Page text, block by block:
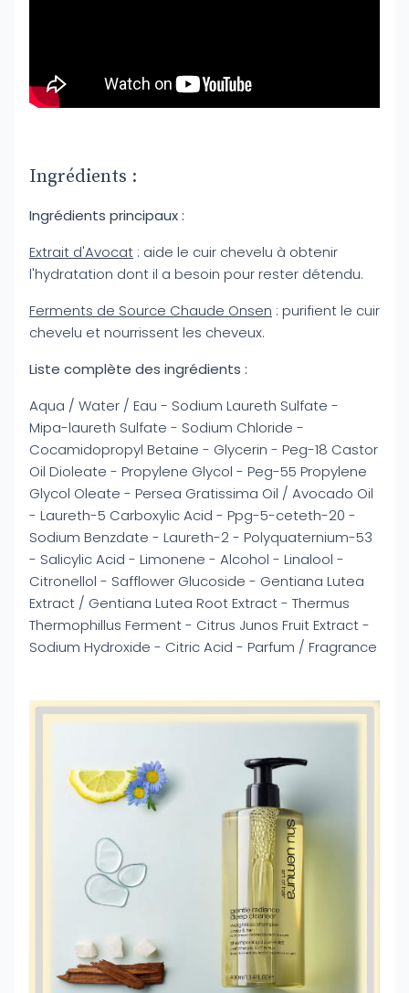
Ingrédients :
Ingrédients principaux :
Extrait d'Avocat : aide le cuir chevelu à obtenir
l'hydratation dont il a besoin pour rester détendu.
Ferments de Source Chaude Onsen : purifient le cuir
chevelu et nourrissent les cheveux.
Liste complète des ingrédients :
Aqua / Water / Eau - Sodium Laureth Sulfate -
Mipa-laureth Sulfate - Sodium Chloride -
Cocamidopropyl Betaine - Glycerin - Peg-18 Castor
Oil Dioleate - Propylene Glycol - Peg-55 Propylene
Glycol Oleate - Persea Gratissima Oil / Avocado Oil
- Laureth-5 Carboxylic Acid - Ppg-5-ceteth-20 -
Sodium Benzdate - Laureth-2 - Polyquaternium-53
- Salicylic Acid - Limonene - Alcohol - Linalool -
Citronellol - Safflower Glucoside - Gentiana Lutea
Extract / Gentiana Lutea Root Extract - Thermus
Thermophillus Ferment - Citrus Junos Fruit Extract -
Sodium Hydroxide - Citric Acid - Parfum / Fragrance